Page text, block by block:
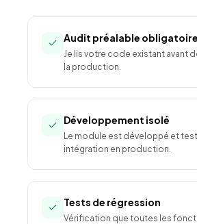
Audit préalable obligatoire
Je lis votre code existant avant
la production.
Développement isolé
Le module est développé et
intégration en production.
Tests de régression
Vérification que toutes les